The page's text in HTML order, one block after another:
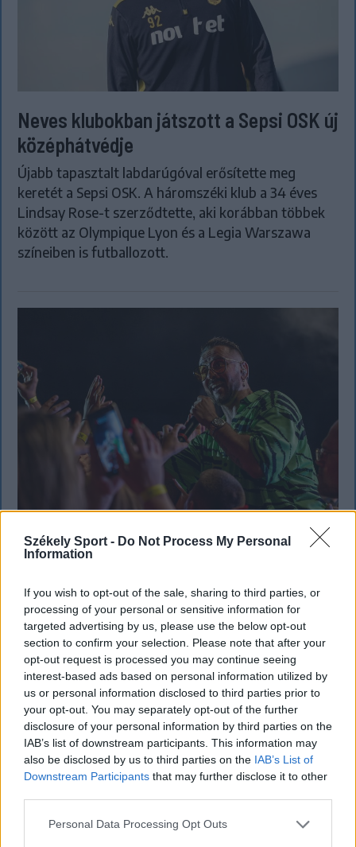
Székely Sport - Do Not Process My Personal
Information
If you wish to opt-out of the sale, sharing to third parties, or
processing of your personal or sensitive information for
targeted advertising by us, please use the below opt-out
section to confirm your selection. Please note that after your
opt-out request is processed you may continue seeing
interest-based ads based on personal information utilized by
us or personal information disclosed to third parties prior to
your opt-out. You may separately opt-out of the further
disclosure of your personal information by third parties on the
IAB’s list of downstream participants. This information may
also be disclosed by us to third parties on the IAB’s List of
Downstream Participants that may further disclose it to other
Personal Data Processing Opt Outs
Neves klubokban játszott a Sepsi OSK új
középhátvédje
Újabb tapasztalt labdarúgóval erősítette meg
keretét a Sepsi OSK. A háromszéki klub a 34 éves
Lindsay Rose-t szerződtette, aki korábban többek
között az Olympique Lyon és a Legia Warszawa
színeiben is futballozott.
SZÉKELYHON
Életveszélyesen megfenyegették
Majkát, elmarad a sepsiszentgyörgyi
koncertje
Életveszélyes fenyegetést kapott Majka, ezért
elmarad a sepsiszentgyörgyi koncertje. Az előadó
közösségi oldalán azt írta, ismeretlenek azt is
tudják, hol szállnának meg, kik biztosítanák a
rendezvényt és milyen útvonalon közlekednének
Erdélyben.